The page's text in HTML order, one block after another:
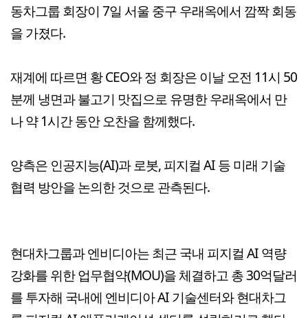
동차그룹 회장이 7일 서울 중구 우래옥에서 깜짝 회동
을 가졌다.
재계에 따르면 황 CEO와 정 회장은 이날 오전 11시 50
분께 냉면과 불고기 맛집으로 유명한 우래옥에서 만
나 약 1시간 동안 오찬을 함께했다.
양측은 인공지능(AI)과 로봇, 피지컬 AI 등 미래 기술
협력 방안을 논의한 것으로 관측된다.
현대차그룹과 엔비디아는 최근 국내 피지컬 AI 역량
강화를 위한 업무협약(MOU)을 체결하고 총 30억달러
를 투자해 국내에 엔비디아 AI 기술센터와 현대차그